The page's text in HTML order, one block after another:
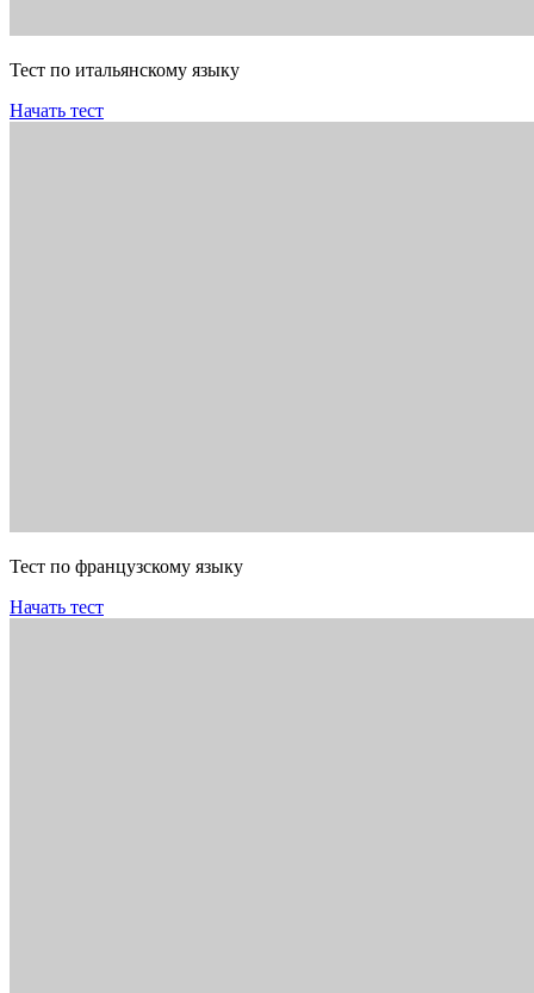
Тест по итальянскому языку
Начать тест
Тест по французскому языку
Начать тест